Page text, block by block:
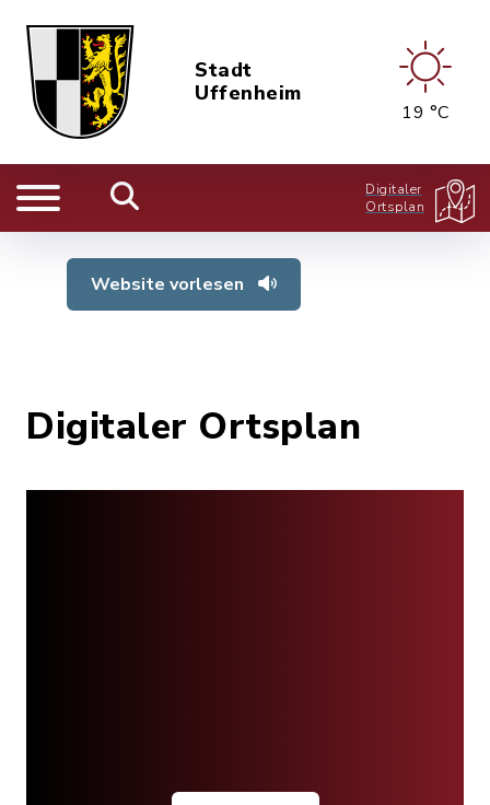
Stadt
Uffenheim
19 °C
Digitaler
Ortsplan
Website vorlesen
Digitaler Ortsplan